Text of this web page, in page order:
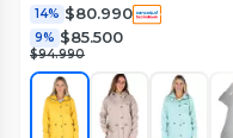
14% $80.990
9% $85.500
$94.990